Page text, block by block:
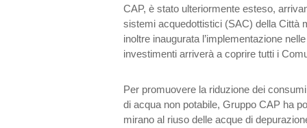
CAP, è stato ulteriormente esteso,
sistemi acquedottistici (SAC) della Città
inoltre inaugurata l’implementazione
investimenti arriverà a coprire tutti i
Per promuovere la riduzione dei
di acqua non potabile, Gruppo CAP ha
mirano al riuso delle acque di